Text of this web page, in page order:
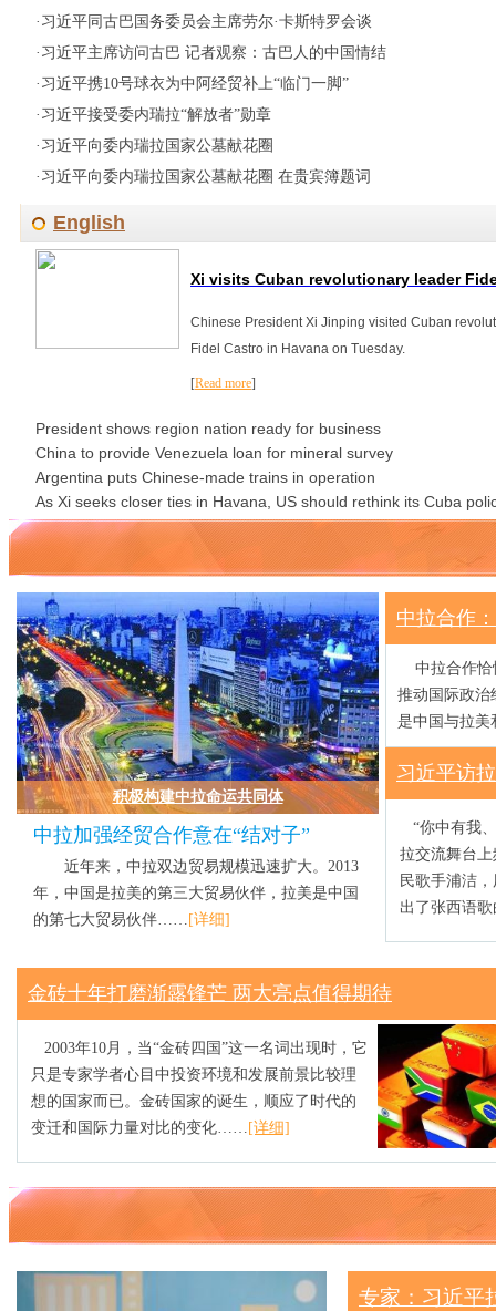
· 习近平同古巴国务委员会主席劳尔·卡斯特罗会谈
· 习近平主席访问古巴 记者观察：古巴人的中国情结
· 习近平携10号球衣为中阿经贸补上“临门一脚”
· 习近平接受委内瑞拉“解放者”勋章
· 习近平向委内瑞拉国家公墓献花圈
· 习近平向委内瑞拉国家公墓献花圈 在贵宾簿题词
English
Xi visits Cuban revolutionary leader
Chinese President Xi Jinping visited Cuban
Fidel Castro in Havana on Tuesday.
[Read more]
President shows region nation ready for business
China to provide Venezuela loan for mineral survey
Argentina puts Chinese-made trains in operation
As Xi seeks closer ties in Havana, US should rethink its Cuba
积极构建中拉命运共同体
中拉加强经贸合作意在“结对子”
近年来，中拉双边贸易规模迅速扩大。2013
年，中国是拉美的第三大贸易伙伴，拉美是中国
的第七大贸易伙伴…… [详细]
中拉合作
中拉合作恰
推动国际政治
是中国与拉
习近平访
“你中有我
拉交流舞台
民歌手浦洁
出了张西语
金砖十年打磨渐露锋芒 两大亮点值得期待
2003年10月，当“金砖四国”这一名词出现时，它
只是专家学者心目中投资环境和发展前景比较理
想的国家而已。金砖国家的诞生，顺应了时代的
变迁和国际力量对比的变化…… [详细]
专家：习近平